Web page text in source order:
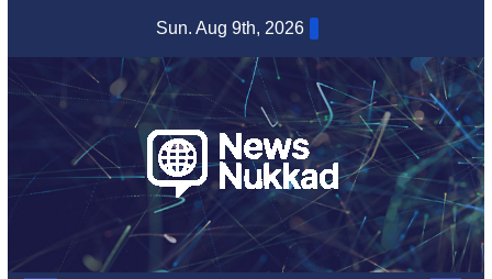
content
Sun. Aug 9th, 2026